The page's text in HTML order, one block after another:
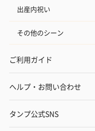
出産内祝い
その他のシーン
ご利用ガイド
ヘルプ・お問い合わせ
タンプ公式SNS